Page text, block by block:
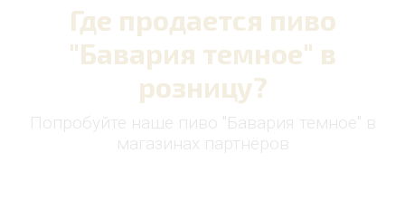
Где продается пиво
"Бавария темное" в
розницу?
Попробуйте наше пиво "Бавария темное" в
магазинах партнёров